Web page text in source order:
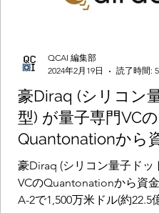
豪Diraq (シリコン
型) が量子専門VCの
Quantonationから
リーズA-2で1,500
22.5億円)を調達し
大・米国進出・国際
豪Diraq (シリコン量子ドッ
VCのQuantonationから資
A-2で1,500万米ドル(約22.5
QCAI 編集部
2024年2月19日
読了時間: